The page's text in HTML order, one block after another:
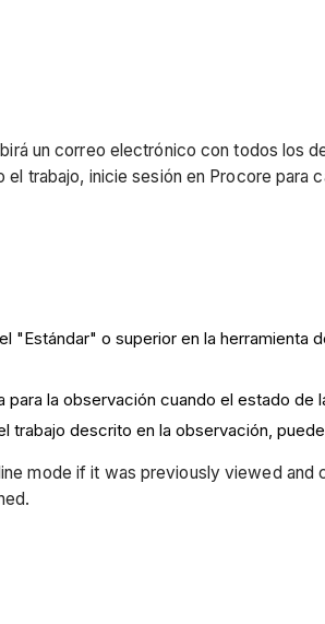
un correo electrónico con todos los
trabajo, inicie sesión en Procore
"Estándar" o superior en la herramienta
para la observación cuando el estado
trabajo descrito en la observación,
mode if it was previously viewed